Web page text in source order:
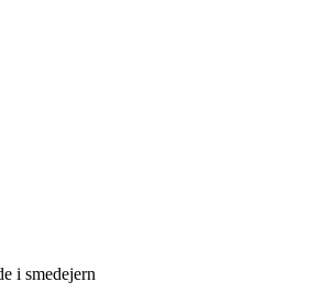
i smedejern